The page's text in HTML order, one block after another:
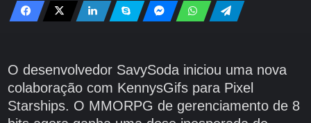
O desenvolvedor SavySoda iniciou uma nova
colaboração com KennysGifs para Pixel
Starships. O MMORPG de gerenciamento de 8